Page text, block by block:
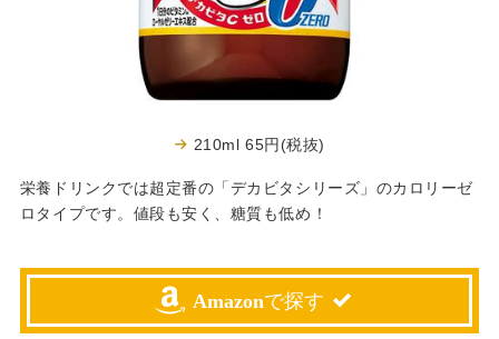
210ml 65円(税抜)
栄養ドリンクでは超定番の「デカビタシリーズ」のカロリーゼ
ロタイプです。値段も安く、糖質も低め！
Amazonで探す